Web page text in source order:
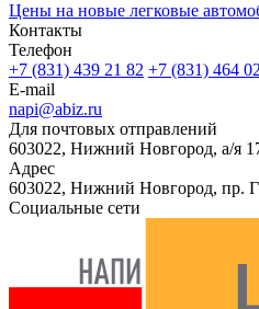
Цены на новые легковые
Контакты
Телефон
+7 (831) 439 21 82 +7 (831) 464
E-mail
napi@abiz.ru
Для почтовых отправлений
603022, Нижний Новгород, а/я
Адрес
603022, Нижний Новгород, пр.
Социальные сети